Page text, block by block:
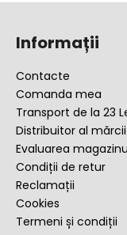
Informații
Contacte
Comanda mea
Transport de la 23
Distribuitor al mărcii
Evaluarea
Condiții de retur
Reclamații
Cookies
Termeni și condiții